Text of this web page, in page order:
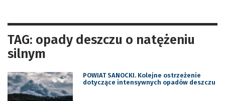
TAG: opady deszczu o natężeniu
silnym
POWIAT SANOCKI. Kolejne ostrzeżenie
dotyczące intensywnych opadów deszczu